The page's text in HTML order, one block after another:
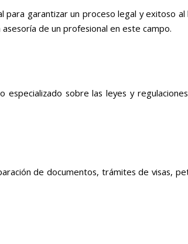
garantizar un proceso legal y exitoso
de un profesional en este campo.
especializado sobre las leyes y
de documentos, trámites de visas,